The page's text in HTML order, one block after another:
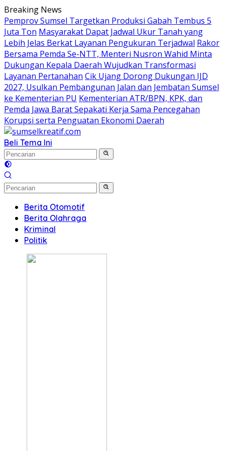
Langsung
ke
konten
Breaking News
Pemprov Sumsel Targetkan Produksi Gabah Tembus 5
Juta Ton Masyarakat Dapat Jadwal Ukur Tanah yang
Lebih Jelas Berkat Layanan Pengukuran Terjadwal Rakor
Bersama Pemda Se-NTT, Menteri Nusron Wahid Minta
Dukungan Kepala Daerah Wujudkan Transformasi
Layanan Pertanahan Cik Ujang Dorong Dukungan IJD
2027, Usulkan Pembangunan Jalan dan Jembatan Sumsel
ke Kementerian PU Kementerian ATR/BPN, KPK, dan
Pemda Jawa Barat Sepakati Kerja Sama Pencegahan
Korupsi serta Penguatan Ekonomi Daerah
Beli Tema Ini
Berita Otomotif
Berita Olahraga
Kriminal
Politik